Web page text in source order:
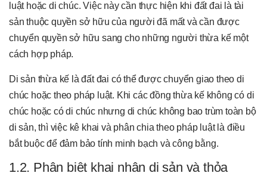
luật hoặc di chúc. Việc này cần thực hiện khi đất đai là tài
sản thuộc quyền sở hữu của người đã mất và cần được
chuyển quyền sở hữu sang cho những người thừa kế một
cách hợp pháp.
Di sản thừa kế là đất đai có thể được chuyển giao theo di
chúc hoặc theo pháp luật. Khi các đồng thừa kế không có di
chúc hoặc có di chúc nhưng di chúc không bao trùm toàn bộ
di sản, thì việc kê khai và phân chia theo pháp luật là điều
bắt buộc để đảm bảo tính minh bạch và công bằng.
1.2. Phân biệt khai nhận di sản và thỏa